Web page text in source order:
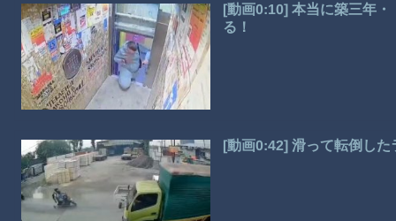
[動画0:10] 本当に築三年
る！
[動画0:42] 滑って転倒し